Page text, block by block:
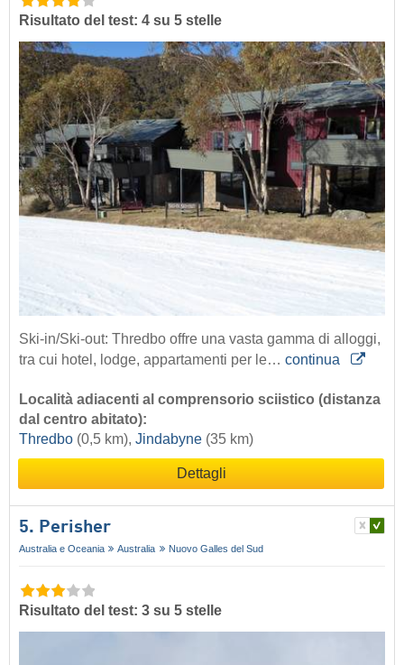
Risultato del test: 4 su 5 stelle
Ski-in/Ski-out: Thredbo offre una vasta gamma di alloggi,
tra cui hotel, lodge, appartamenti per le… continua
Località adiacenti al comprensorio sciistico (distanza
dal centro abitato):
Thredbo (0,5 km), Jindabyne (35 km)
Dettagli
5. Perisher
Australia e Oceania Australia Nuovo Galles del Sud
Risultato del test: 3 su 5 stelle